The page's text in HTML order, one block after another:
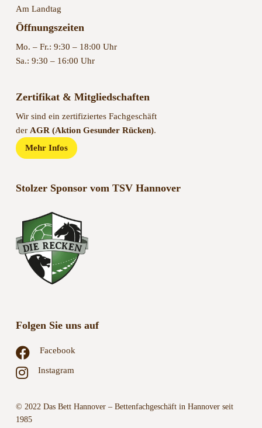
Am Landtag
Öffnungszeiten
Mo. – Fr.: 9:30 – 18:00 Uhr
Sa.: 9:30 – 16:00 Uhr
Zertifikat & Mitgliedschaften
Wir sind ein zertifiziertes Fachgeschäft
der AGR (Aktion Gesunder Rücken).
Mehr Infos
Stolzer Sponsor vom TSV Hannover
Folgen Sie uns auf
Facebook
Instagram
© 2022 Das Bett Hannover – Bettenfachgeschäft in Hannover seit
1985